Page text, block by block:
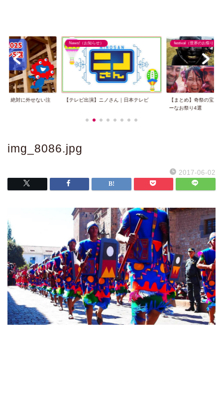
｜絶対に外せない注
News!（お知らせ）
【テレビ出演】ニノさん｜日本テレビ
festival（世界のお祭り）
【まとめ】奇祭の宝庫
ーなお祭り4選
img_8086.jpg
2017-06-02